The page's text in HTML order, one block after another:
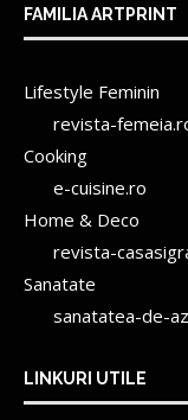
FAMILIA ARTPRINT
Lifestyle Feminin
revista-
Cooking
e-cuisine.ro
Home & Deco
revista-
Sanatate
sanatatea-de-
LINKURI UTILE